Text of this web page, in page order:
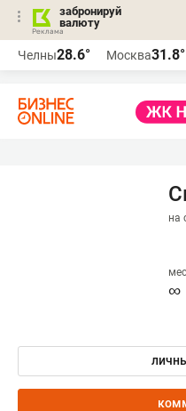
забронируй
валюту
Челны28.6° Москва31.8°
на
∞